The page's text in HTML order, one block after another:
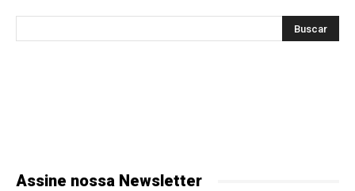
Assine nossa Newsletter